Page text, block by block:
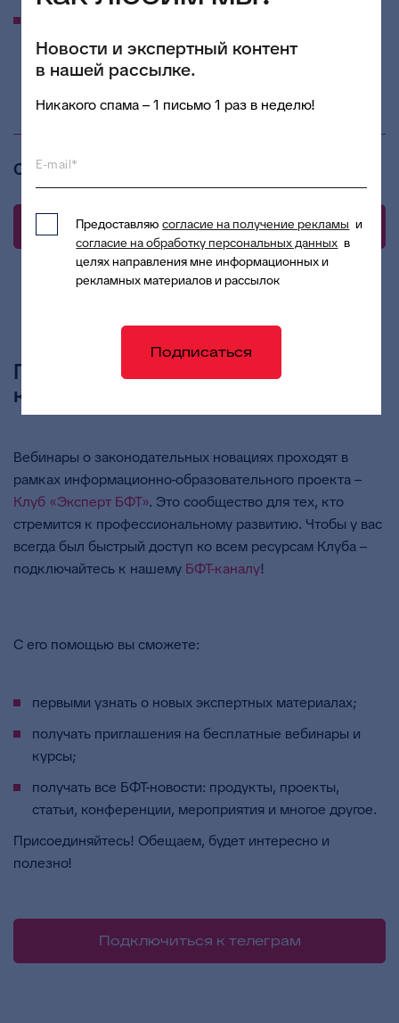
бюджетного (бухгалтерского) учета, применения
федеральных стандартов бухгалтерского учета
Старт 10:00 (МСК) | 27 июля
Принять участие
Подключайтесь к Телеграм-
каналу
Вебинары о законодательных новациях проходят в
рамках информационно-образовательного проекта –
Клуб «Эксперт БФТ». Это сообщество для тех, кто
стремится к профессиональному развитию. Чтобы у вас
всегда был быстрый доступ ко всем ресурсам Клуба –
подключайтесь к нашему БФТ-каналу!
С его помощью вы сможете:
первыми узнать о новых экспертных материалах;
получать приглашения на бесплатные вебинары и
курсы;
получать все БФТ-новости: продукты, проекты,
статьи, конференции, мероприятия и многое другое.
Присоединяйтесь! Обещаем, будет интересно и
полезно!
Подключиться к телеграм
Новости и экспертный контент
в нашей рассылке.
Никакого спама – 1 письмо 1 раз в неделю!
E-mail*
Предоставляюсогласие на получение рекламы и
согласие на обработку персональных данных в
целях направления мне информационных и
рекламных материалов и рассылок
Подписаться